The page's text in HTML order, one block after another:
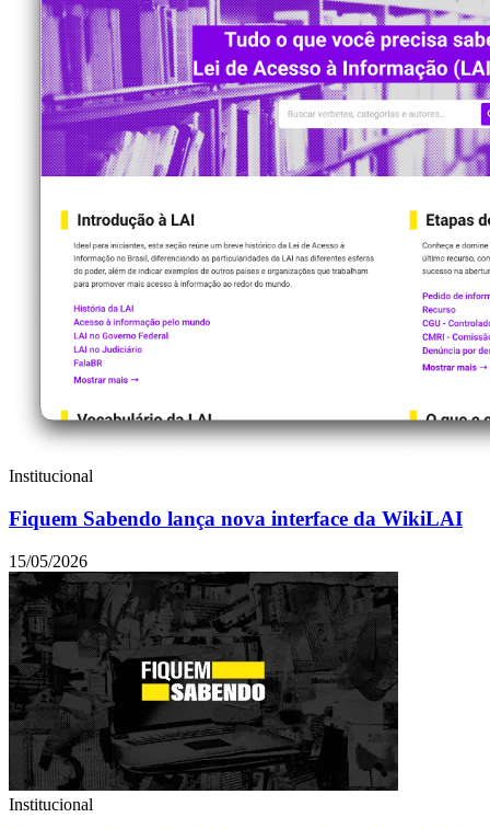
Institucional
Fiquem Sabendo lança nova interface da WikiLAI
15/05/2026
Institucional